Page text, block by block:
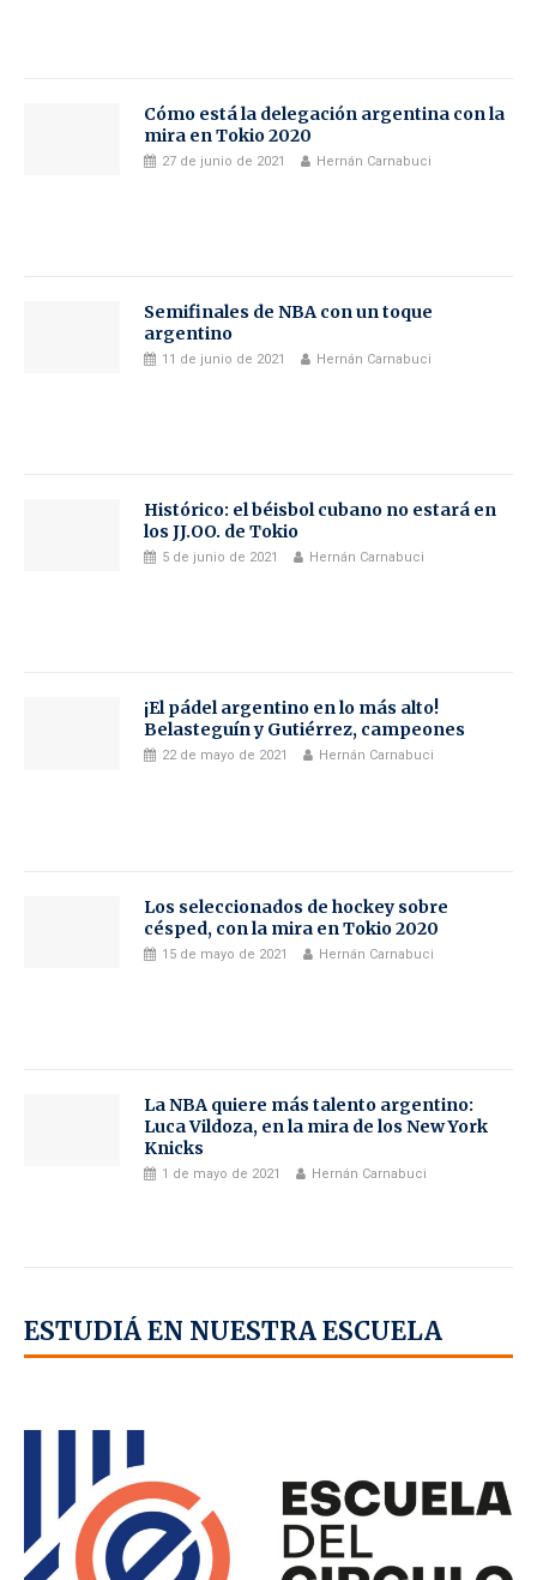
Cómo está la delegación argentina con la
mira en Tokio 2020
27 de junio de 2021 Hernán Carnabuci
Semifinales de NBA con un toque
argentino
11 de junio de 2021 Hernán Carnabuci
Histórico: el béisbol cubano no estará en
los JJ.OO. de Tokio
5 de junio de 2021 Hernán Carnabuci
¡El pádel argentino en lo más alto!
Belasteguín y Gutiérrez, campeones
22 de mayo de 2021 Hernán Carnabuci
Los seleccionados de hockey sobre
césped, con la mira en Tokio 2020
15 de mayo de 2021 Hernán Carnabuci
La NBA quiere más talento argentino:
Luca Vildoza, en la mira de los New York
Knicks
1 de mayo de 2021 Hernán Carnabuci
ESTUDIÁ EN NUESTRA ESCUELA